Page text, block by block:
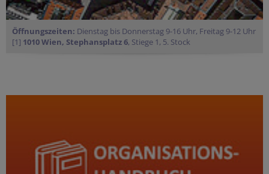
Öffnungszeiten: Dienstag bis Donnerstag 9-16 Uhr, Freitag 9-12 Uhr
[1] 1010 Wien, Stephansplatz 6, Stiege 1, 5. Stock